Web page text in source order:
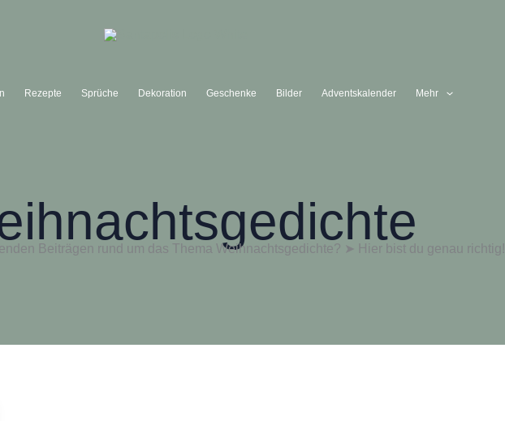
Rezepte Sprüche Dekoration Geschenke Bilder Adventskalender Mehr
Beiträgen rund um das Thema Weihnachtsgedichte? ➤ Hier bist du genau richtig!